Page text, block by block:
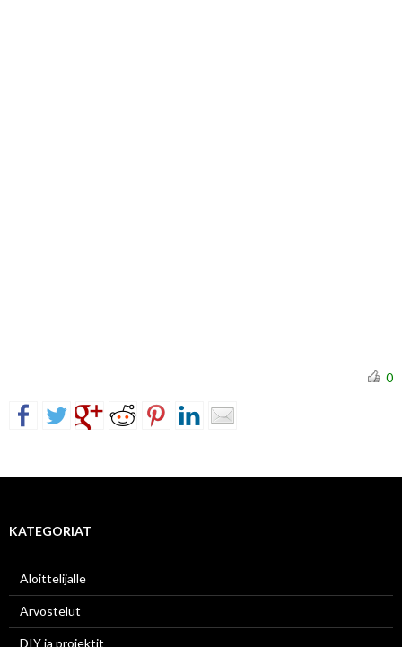
0
KATEGORIAT
Aloittelijalle
Arvostelut
DIY ja projektit